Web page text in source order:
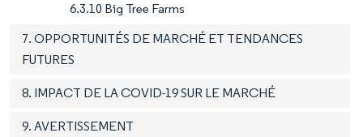
6.3.10 Big Tree Farms
7. OPPORTUNITÉS DE MARCHÉ ET TENDANCES
FUTURES
8. IMPACT DE LA COVID-19 SUR LE MARCHÉ
9. AVERTISSEMENT